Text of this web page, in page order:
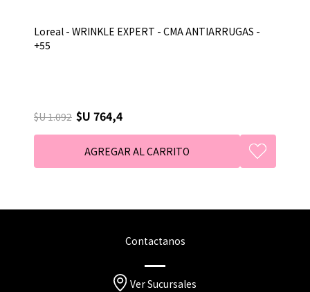
Loreal - WRINKLE EXPERT - CMA ANTIARRUGAS -
+55
$U 1.092 $U 764,4
Contactanos
Ver Sucursales